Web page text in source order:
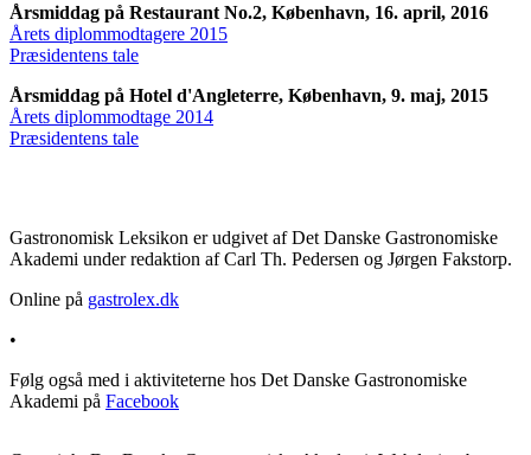
Årsmiddag på Restaurant No.2, København, 16. april, 2016
Årets diplommodtagere 2015
Præsidentens tale
Årsmiddag på Hotel d'Angleterre, København, 9. maj, 2015
Årets diplommodtage 2014
Præsidentens tale
Gastronomisk Leksikon er udgivet af Det Danske Gastronomiske
Akademi under redaktion af Carl Th. Pedersen og Jørgen Fakstorp.
Online på gastrolex.dk
•
Følg også med i aktiviteterne hos Det Danske Gastronomiske
Akademi på Facebook